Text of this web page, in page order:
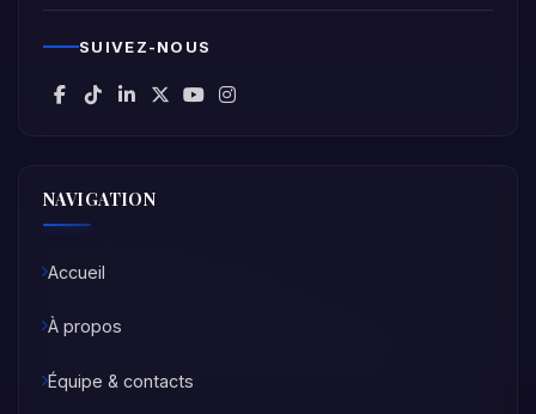
SUIVEZ-NOUS
NAVIGATION
Accueil
À propos
Équipe & contacts